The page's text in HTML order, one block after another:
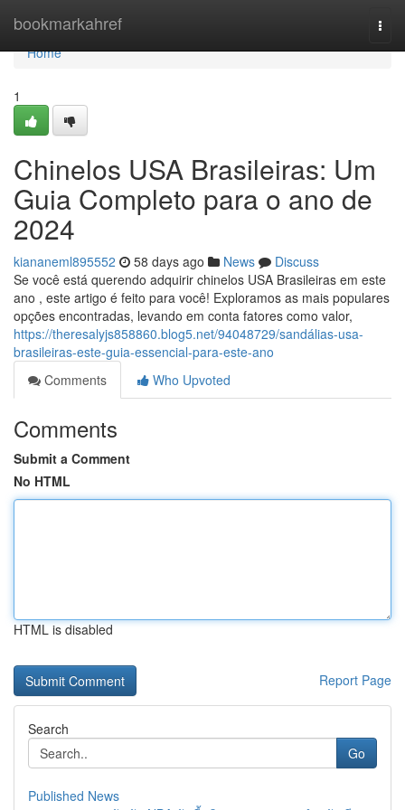
bookmarkahref
Home
Home
1
Chinelos USA Brasileiras: Um
Guia Completo para o ano de
2024
kiananeml895552 58 days ago News
Discuss
Se você está querendo adquirir chinelos USA Brasileiras em este
ano , este artigo é feito para você! Exploramos as mais populares
opções encontradas, levando em conta fatores como valor,
https://theresalyjs858860.blog5.net/94048729/sandálias-usa-
brasileiras-este-guia-essencial-para-este-ano
Comments
Who Upvoted
Comments
Submit a Comment
No HTML
HTML is disabled
Report Page
Search
Go
Published News